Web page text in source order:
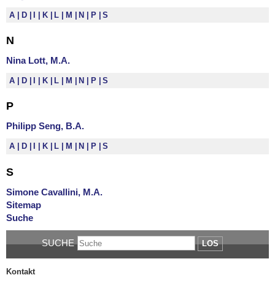
A D K L M N P S
N
Nina Lott, M.A.
A D K L M N P S
P
Philipp Seng, B.A.
A D K L M N P S
S
Simone Cavallini, M.A.
Sitemap
Suche
SUCHE LOS
Kontakt